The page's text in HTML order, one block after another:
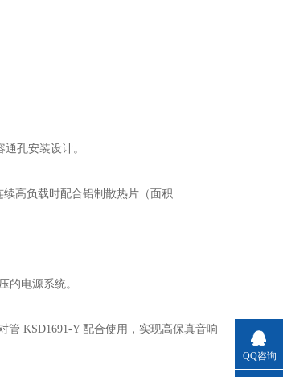
孔安装设计。
续高负载时配合铝制散热片（面积
的电源系统。
KSD1691-Y 配合使用，实现高保真音响
QQ咨询